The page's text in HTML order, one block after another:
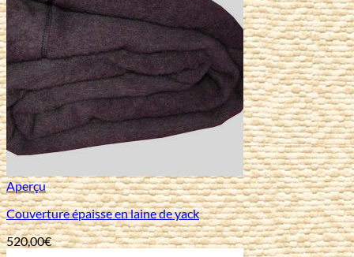
Aperçu
Couverture épaisse en laine de yack
520,00€